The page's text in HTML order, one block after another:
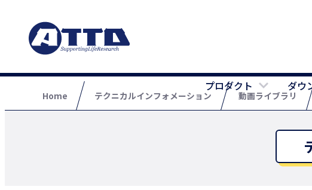
プロダクト ダウ
Home テクニカルインフォメーション 動画ライブラリ